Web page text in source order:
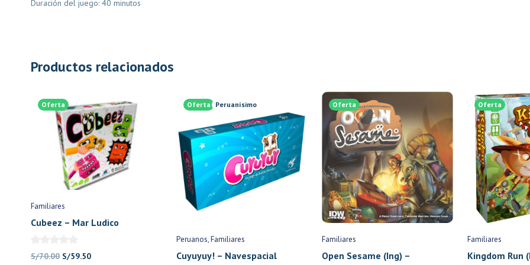
Duración del juego: 40 minutos
Productos relacionados
Oferta
Familiares
Cubeez – Mar Ludico
S/70.00 El
S/59.50El
Oferta Peruanísimo
Peruanos Familiares
Cuyuyuy! – Navespacial
Oferta
Familiares
Open Sesame (Ing) –
Oferta
Familiares
Kingdom Run